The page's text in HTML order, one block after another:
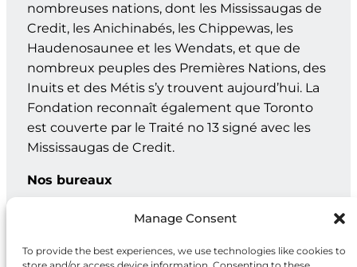
Manage Consent
To provide the best experiences, we use technologies like cookies to
nombreuses nations, dont les Mississaugas de
Credit, les Anichinabés, les Chippewas, les
Haudenosaunee et les Wendats, et que de
nombreux peuples des Premières Nations, des
Inuits et des Métis s’y trouvent aujourd’hui. La
Fondation reconnaît également que Toronto
est couverte par le Traité no 13 signé avec les
Mississaugas de Credit.
Nos bureaux
Genève : C.P. 202 – 1211 Genève 12, Suisse